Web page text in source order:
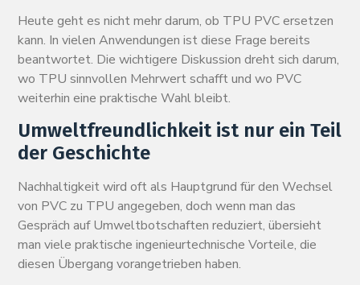
Heute geht es nicht mehr darum, ob TPU PVC ersetzen
kann. In vielen Anwendungen ist diese Frage bereits
beantwortet. Die wichtigere Diskussion dreht sich darum,
wo TPU sinnvollen Mehrwert schafft und wo PVC
weiterhin eine praktische Wahl bleibt.
Umweltfreundlichkeit ist nur ein Teil
der Geschichte
Nachhaltigkeit wird oft als Hauptgrund für den Wechsel
von PVC zu TPU angegeben, doch wenn man das
Gespräch auf Umweltbotschaften reduziert, übersieht
man viele praktische ingenieurtechnische Vorteile, die
diesen Übergang vorangetrieben haben.